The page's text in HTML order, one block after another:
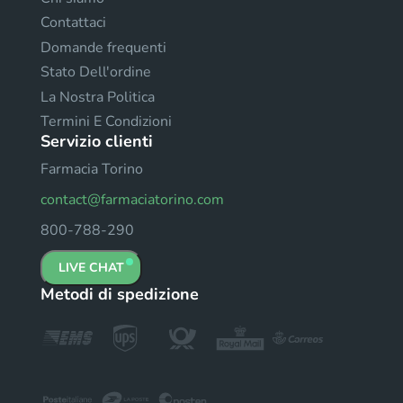
Contattaci
Domande frequenti
Stato Dell'ordine
La Nostra Politica
Termini E Condizioni
Servizio clienti
Farmacia Torino
contact@farmaciatorino.com
800-788-290
LIVE CHAT
Metodi di spedizione